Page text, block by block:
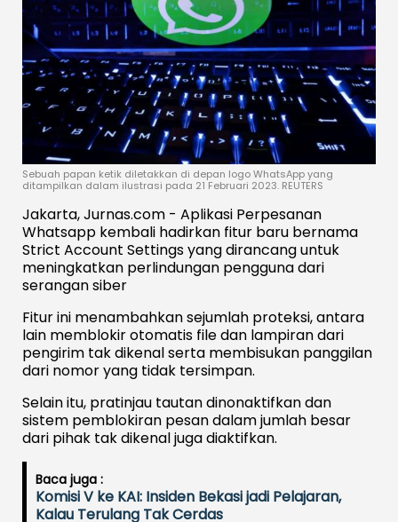
Sebuah papan ketik diletakkan di depan logo WhatsApp yang
ditampilkan dalam ilustrasi pada 21 Februari 2023. REUTERS
Jakarta, Jurnas.com - Aplikasi Perpesanan
Whatsapp kembali hadirkan fitur baru bernama
Strict Account Settings yang dirancang untuk
meningkatkan perlindungan pengguna dari
serangan siber
Fitur ini menambahkan sejumlah proteksi, antara
lain memblokir otomatis file dan lampiran dari
pengirim tak dikenal serta membisukan panggilan
dari nomor yang tidak tersimpan.
Selain itu, pratinjau tautan dinonaktifkan dan
sistem pemblokiran pesan dalam jumlah besar
dari pihak tak dikenal juga diaktifkan.
Baca juga :
Komisi V ke KAI: Insiden Bekasi jadi Pelajaran,
Kalau Terulang Tak Cerdas